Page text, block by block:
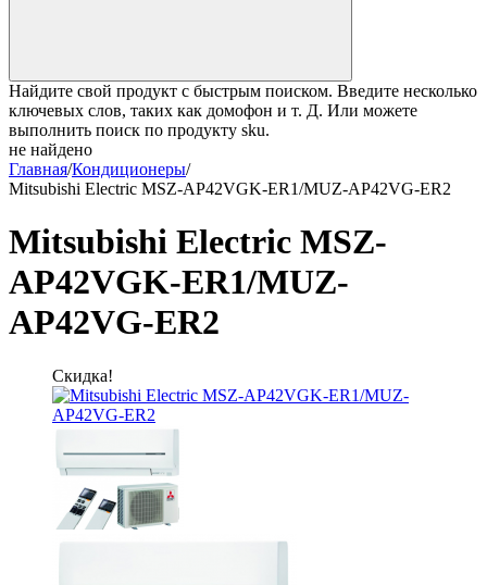
Найдите свой продукт с быстрым поиском. Введите несколько
ключевых слов, таких как домофон и т. Д. Или можете
выполнить поиск по продукту sku.
не найдено
Главная/Кондиционеры/
Mitsubishi Electric MSZ-AP42VGK-ER1/MUZ-AP42VG-ER2
Mitsubishi Electric MSZ-
AP42VGK-ER1/MUZ-
AP42VG-ER2
Скидка!